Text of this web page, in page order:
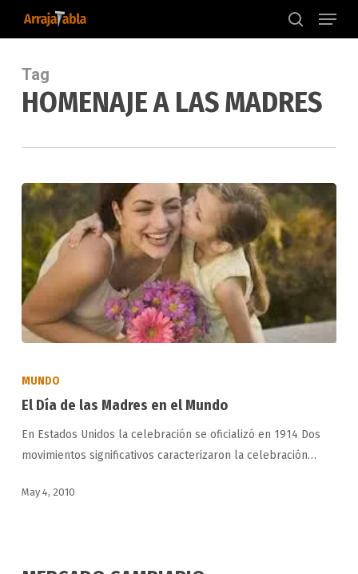
content
search
Menu
Tag
HOMENAJE A LAS MADRES
las
Madres
en
Mundo
MUNDO
El Día de las Madres en el Mundo
En Estados Unidos la celebración se oficializó en 1914 Dos
movimientos significativos caracterizaron la celebración…
May 4, 2010